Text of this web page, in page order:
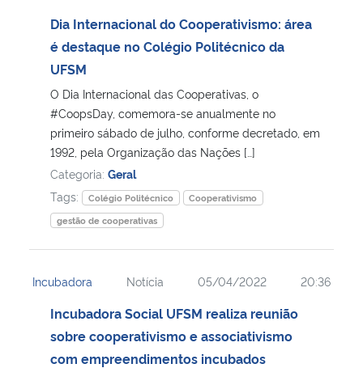
Dia Internacional do Cooperativismo: área
é destaque no Colégio Politécnico da
UFSM
O Dia Internacional das Cooperativas, o
#CoopsDay, comemora-se anualmente no
primeiro sábado de julho, conforme decretado, em
1992, pela Organização das Nações […]
Categoria: Geral
Tags:
Colégio Politécnico
Cooperativismo
gestão de cooperativas
Incubadora Notícia 05/04/2022 20:36
Incubadora Social UFSM realiza reunião
sobre cooperativismo e associativismo
com empreendimentos incubados